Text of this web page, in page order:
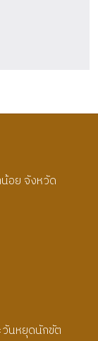
อย จังหวัด
นหยุดนักขัต